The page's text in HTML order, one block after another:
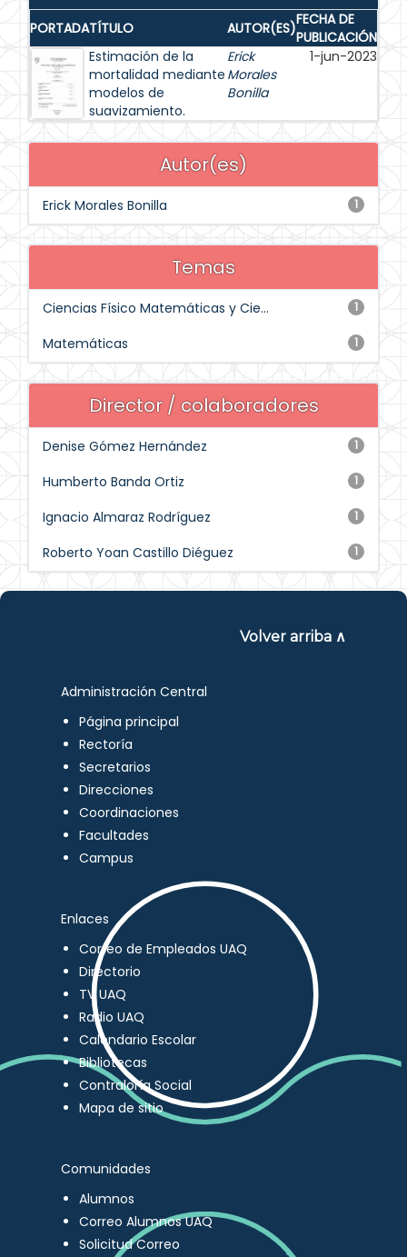
PORTADATÍTULO AUTOR(ES)FECHA DE
PUBLICACIÓN
Estimación de la
mortalidad mediante
modelos de
suavizamiento.
Erick
Morales
Bonilla
1-jun-2023
Autor(es)
1
Erick Morales Bonilla
Temas
1
Ciencias Físico Matemáticas y Cie...
1
Matemáticas
Director / colaboradores
1
Denise Gómez Hernández
1
Humberto Banda Ortiz
1
Ignacio Almaraz Rodríguez
1
Roberto Yoan Castillo Diéguez
Volver arriba ∧
Administración Central
Página principal
Rectoría
Secretarios
Direcciones
Coordinaciones
Facultades
Campus
Enlaces
Correo de Empleados UAQ
Directorio
TV UAQ
Radio UAQ
Calendario Escolar
Bibliotecas
Contraloría Social
Mapa de sitio
Comunidades
Alumnos
Correo Alumnos UAQ
Solicitud Correo